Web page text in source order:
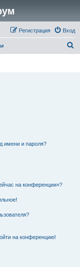
Вход
Регистрация
имени и пароля?
на конференции»?
на конференцию!